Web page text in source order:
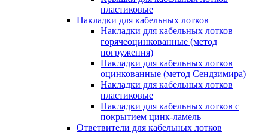
пластиковые
Накладки для кабельных лотков
Накладки для кабельных лотков
горячеоцинкованные (метод
погружения)
Накладки для кабельных лотков
оцинкованные (метод Сендзимира)
Накладки для кабельных лотков
пластиковые
Накладки для кабельных лотков с
покрытием цинк-ламель
Ответвители для кабельных лотков